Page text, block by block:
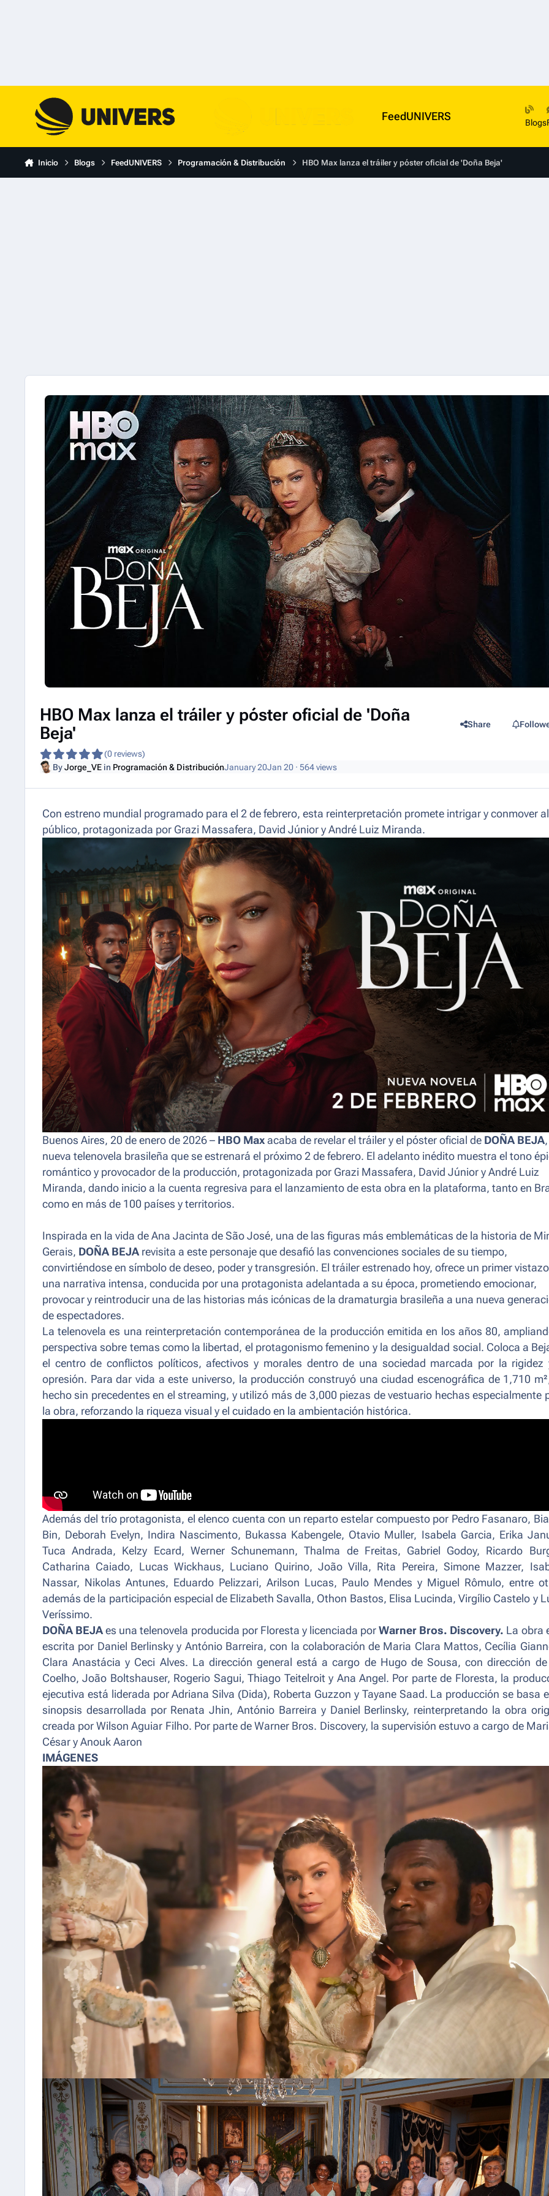
FeedUNIVERS Blogs
Inicio Blogs FeedUNIVERS Programación & Distribución HBO Max lanza el tráiler y póster oficial de 'Doña Beja'
HBO Max lanza el tráiler y póster oficial de 'Doña
Beja'
(0 reviews)
Share
ByJorge_VEin Programación & DistribuciónJanuary 20Jan 20· 564 views
Con estreno mundial programado para el 2 de febrero, esta reinterpretación promete intrigar y conmover al
público, protagonizada por Grazi Massafera, David Júnior y André Luiz Miranda.
Buenos Aires, 20 de enero de 2026 – HBO Max acaba de revelar el tráiler y el póster oficial de DOÑA BEJA
nueva telenovela brasileña que se estrenará el próximo 2 de febrero. El adelanto inédito muestra el tono
romántico y provocador de la producción, protagonizada por Grazi Massafera, David Júnior y André Luiz
Miranda, dando inicio a la cuenta regresiva para el lanzamiento de esta obra en la plataforma, tanto en
como en más de 100 países y territorios.
Inspirada en la vida de Ana Jacinta de São José, una de las figuras más emblemáticas de la historia de
Gerais, DOÑA BEJArevisita a este personaje que desafió las convenciones sociales de su tiempo,
convirtiéndose en símbolo de deseo, poder y transgresión. El tráiler estrenado hoy, ofrece un primer
una narrativa intensa, conducida por una protagonista adelantada a su época, prometiendo emocionar,
provocar y reintroducir una de las historias más icónicas de la dramaturgia brasileña a una nueva
de espectadores.
La telenovela es una reinterpretación contemporánea de la producción emitida en los años 80,
perspectiva sobre temas como la libertad, el protagonismo femenino y la desigualdad social. Coloca a
el centro de conflictos políticos, afectivos y morales dentro de una sociedad marcada por la rigidez
opresión. Para dar vida a este universo, la producción construyó una ciudad escenográfica de 1,710
hecho sin precedentes en el streaming, y utilizó más de 3,000 piezas de vestuario hechas especialmente
la obra, reforzando la riqueza visual y el cuidado en la ambientación histórica.
Además del trío protagonista, el elenco cuenta con un reparto estelar compuesto por Pedro Fasanaro,
Bin, Deborah Evelyn, Indira Nascimento, Bukassa Kabengele, Otavio Muller, Isabela Garcia, Erika
Tuca Andrada, Kelzy Ecard, Werner Schunemann, Thalma de Freitas, Gabriel Godoy, Ricardo
Catharina Caiado, Lucas Wickhaus, Luciano Quirino, João Villa, Rita Pereira, Simone Mazzer,
Nassar, Nikolas Antunes, Eduardo Pelizzari, Arilson Lucas, Paulo Mendes y Miguel Rômulo, entre
además de la participación especial de Elizabeth Savalla, Othon Bastos, Elisa Lucinda, Virgílio Castelo y
Veríssimo.
DOÑA BEJAes una telenovela producida por Floresta y licenciada porWarner Bros. Discovery. La obra
escrita por Daniel Berlinsky y António Barreira, con la colaboración de Maria Clara Mattos, Cecília
Clara Anastácia y Ceci Alves. La dirección general está a cargo de Hugo de Sousa, con dirección
Coelho, João Boltshauser, Rogerio Sagui, Thiago Teitelroit y Ana Angel. Por parte de Floresta, la
ejecutiva está liderada por Adriana Silva (Dida), Roberta Guzzon y Tayane Saad. La producción se basa
sinopsis desarrollada por Renata Jhin, António Barreira y Daniel Berlinsky, reinterpretando la obra
creada por Wilson Aguiar Filho. Por parte de Warner Bros. Discovery, la supervisión estuvo a cargo de
César y Anouk Aaron
IMÁGENES